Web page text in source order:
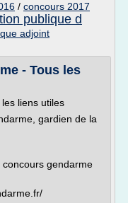
/ concours 2017
publique d
adjoint
- Tous les
liens utiles
gardien de la
gendarme